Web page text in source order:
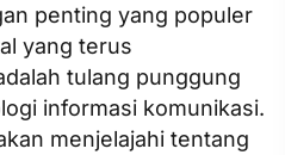
penting yang populer
yang terus
tulang punggung
informasi komunikasi.
menjelajahi tentang